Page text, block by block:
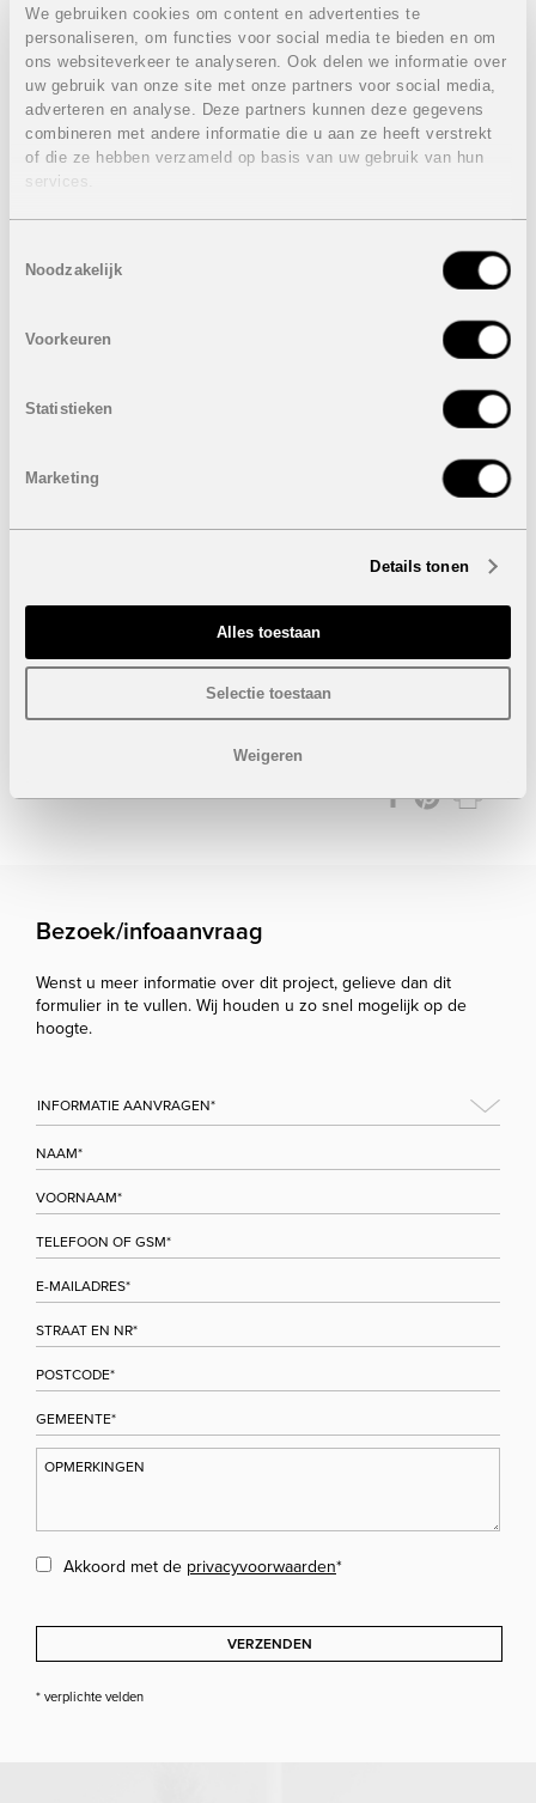
We gebruiken cookies om content en advertenties te
personaliseren, om functies voor social media te bieden en om
ons websiteverkeer te analyseren. Ook delen we informatie over
uw gebruik van onze site met onze partners voor social media,
adverteren en analyse. Deze partners kunnen deze gegevens
combineren met andere informatie die u aan ze heeft verstrekt
of die ze hebben verzameld op basis van uw gebruik van hun
services.
Noodzakelijk
Voorkeuren
Statistieken
Marketing
Details tonen
Alles toestaan
Selectie toestaan
Weigeren
Naast hun exclusieve locatie beschikken deze
appartementen over voorzieningen zoals een
parkeerplaats en een berging.
In de gemeenschappelijke ruimtes kun je genieten van
een schitterend zwembad, prachtige tuinen en een
exclusieve social club, ontworpen om sociale
ontmoetingen in een bijzondere omgeving te stimuleren.
FASE II, GEBOUW 1
2 of 3 Slaapkamers
Prijzen van
derde verdieping
2 Badkamers
2 Slaapkamers
Prijs:399.000 euro
STUUR NAAR EEN VRIEND
Bezoek/infoaanvraag
Wenst u meer informatie over dit project, gelieve dan dit
formulier in te vullen. Wij houden u zo snel mogelijk op de
hoogte.
Akkoord met de privacyvoorwaarden*
VERZENDEN
* verplichte velden